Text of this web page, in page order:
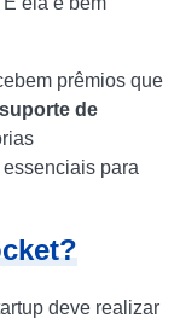
prêmios que
suporte de
para
deve realizar